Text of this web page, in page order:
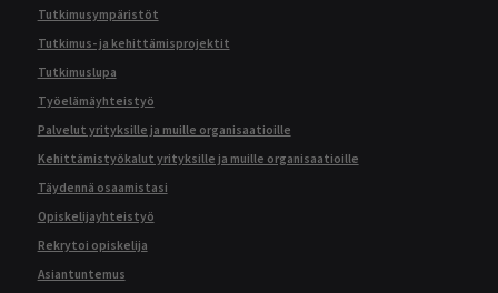
Tutkimusympäristöt
Tutkimus- ja kehittämisprojektit
Tutkimuslupa
Työelämäyhteistyö
Palvelut yrityksille ja muille organisaatioille
Kehittämistyökalut yrityksille ja muille organisaatioille
Täydennä osaamistasi
Opiskelijayhteistyö
Rekrytoi opiskelija
Asiantuntemus